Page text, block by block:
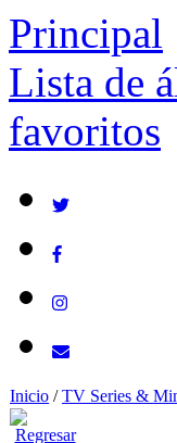
Principal
Lista de
favoritos
Inicio /TV Series &